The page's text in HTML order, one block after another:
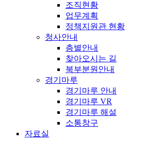
조직현황
업무계획
정책지원관 현황
청사안내
층별안내
찾아오시는 길
북부분원안내
경기마루
경기마루 안내
경기마루 VR
경기마루 해설
소통창구
자료실